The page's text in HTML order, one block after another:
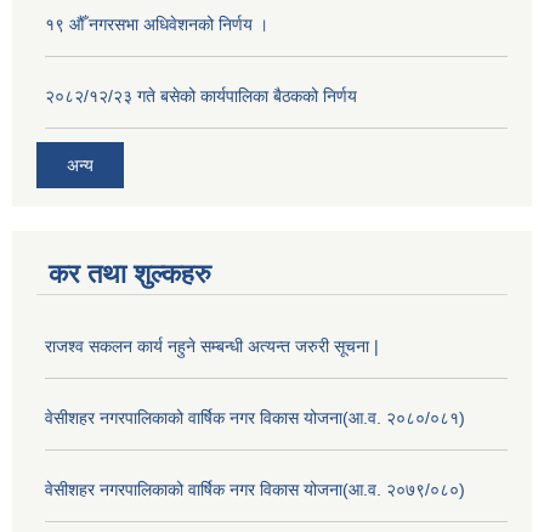
१९ औँ नगरसभा अधिवेशनको निर्णय ।
२०८२/१२/२३ गते बसेको कार्यपालिका बैठकको निर्णय
अन्य
कर तथा शुल्कहरु
राजश्व सकलन कार्य नहुने सम्बन्धी अत्यन्त जरुरी सूचना |
वेसीशहर नगरपालिकाको वार्षिक नगर विकास योजना(आ.व. २०८०/०८१)
वेसीशहर नगरपालिकाको वार्षिक नगर विकास योजना(आ.व. २०७९/०८०)